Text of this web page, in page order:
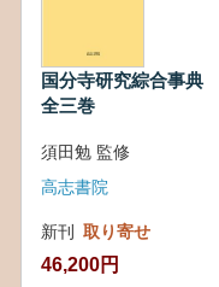
国分寺研究綜合事典
全三巻
須田勉 監修
高志書院
新刊 取り寄せ
46,200円